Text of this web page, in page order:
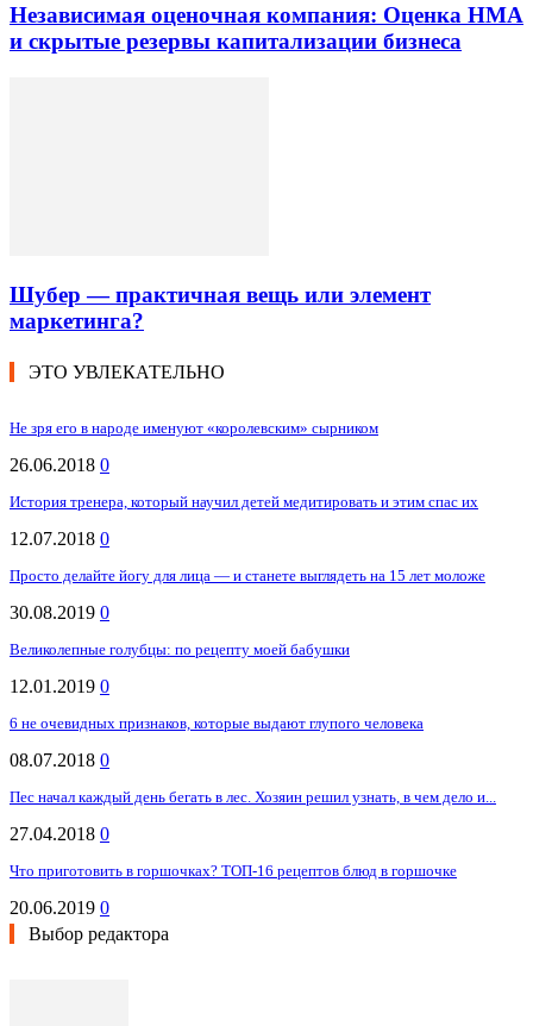
Независимая оценочная компания: Оценка НМА
и скрытые резервы капитализации бизнеса
Шубер — практичная вещь или элемент
маркетинга?
ЭТО УВЛЕКАТЕЛЬНО
Не зря его в народе именуют «королевским» сырником
26.06.2018 0
История тренера, который научил детей медитировать и этим спас их
12.07.2018 0
Просто делайте йогу для лица — и станете выглядеть на 15 лет моложе
30.08.2019 0
Великолепные голубцы: по рецепту моей бабушки
12.01.2019 0
6 не очевидных признаков, которые выдают глупого человека
08.07.2018 0
Пес начал каждый день бегать в лес. Хозяин решил узнать, в чем дело и...
27.04.2018 0
Что приготовить в горшочках? ТОП-16 рецептов блюд в горшочке
20.06.2019 0
Выбор редактора